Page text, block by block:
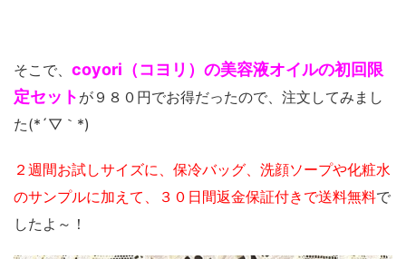
そこで、 coyori（コヨリ）の美容液オイルの初回限
定セット が９８０円でお得だったので、注文してみまし
た(*´▽｀*)
２週間お試しサイズに、保冷バッグ、洗顔ソープや化粧水
のサンプルに加えて、３０日間返金保証付きで送料無料で
したよ～！